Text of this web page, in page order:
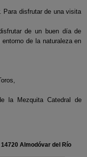
Para disfrutar de una visita
de un buen día de
de la naturaleza en
la Mezquita Catedral de
Almodóvar del Río